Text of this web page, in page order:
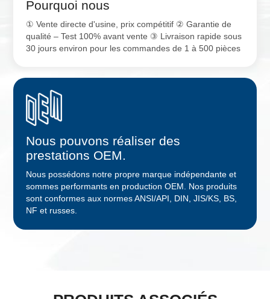
Pourquoi nous
① Vente directe d'usine, prix compétitif ② Garantie de
qualité – Test 100% avant vente ③ Livraison rapide sous
30 jours environ pour les commandes de 1 à 500 pièces
Nous pouvons réaliser des
prestations OEM.
Nous possédons notre propre marque indépendante et
sommes performants en production OEM. Nos produits
sont conformes aux normes ANSI/API, DIN, JIS/KS, BS,
NF et russes.